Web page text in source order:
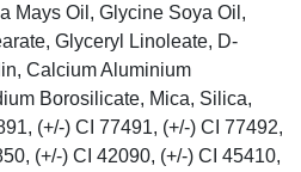
Mays Oil, Glycine Soya Oil,
Glyceryl Linoleate, D-
Calcium Aluminium
Borosilicate, Mica, Silica,
(+/-) CI 77491, (+/-) CI 77492,
(+/-) CI 42090, (+/-) CI 45410,